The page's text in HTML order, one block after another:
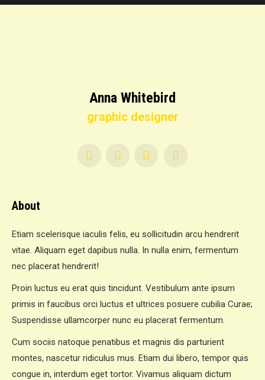
Anna Whitebird
graphic designer
YouTubeTwitterFacebookFoursquare
About
Etiam scelerisque iaculis felis, eu sollicitudin arcu hendrerit
vitae. Aliquam eget dapibus nulla. In nulla enim, fermentum
nec placerat hendrerit!
Proin luctus eu erat quis tincidunt. Vestibulum ante ipsum
primis in faucibus orci luctus et ultrices posuere cubilia Curae;
Suspendisse ullamcorper nunc eu placerat fermentum.
Cum sociis natoque penatibus et magnis dis parturient
montes, nascetur ridiculus mus. Etiam dui libero, tempor quis
congue in, interdum eget tortor. Vivamus aliquam dictum